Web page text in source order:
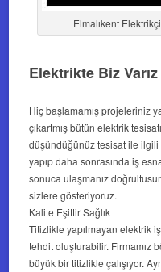
Elmalıkent Elektrikçi
Elektrikte Biz Varız
Hiç başlamamış projeleriniz
çıkartmış bütün elektrik
düşündüğünüz tesisat ile
yapıp daha sonrasında iş
sonuca ulaşmanız
sizlere gösteriyoruz.
Kalite Eşittir Sağlık
Titizlikle yapılmayan elektrik
tehdit oluşturabilir. Firmamız
büyük bir titizlikle çalışıyor.